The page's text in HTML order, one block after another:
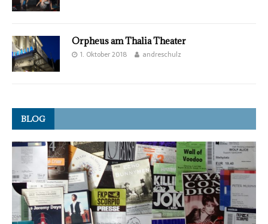
Orpheus am Thalia Theater
1. Oktober 2018 andreschulz
BLOG